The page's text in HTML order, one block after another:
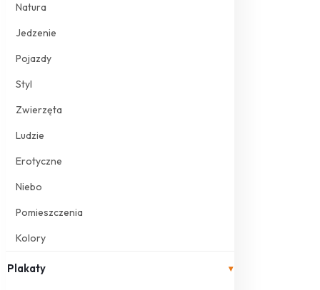
Natura
Jedzenie
Pojazdy
Styl
Zwierzęta
Ludzie
Erotyczne
Niebo
Pomieszczenia
Kolory
Plakaty ▾